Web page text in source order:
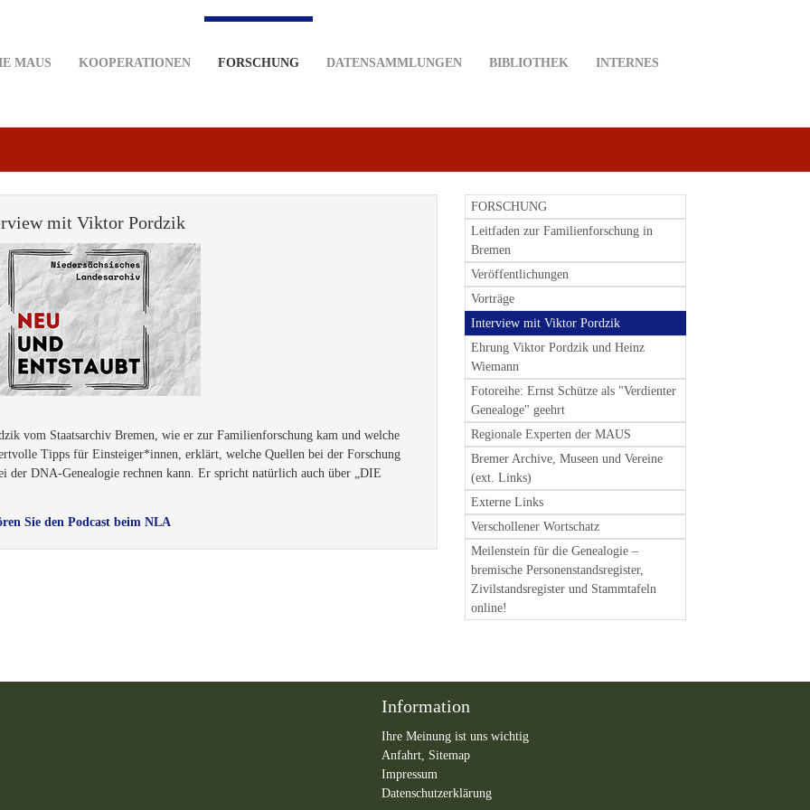
MAUS KOOPERATIONEN FORSCHUNG DATENSAMMLUNGEN BIBLIOTHEK INTERNES
mit Viktor Pordzik
vom Staatsarchiv Bremen, wie er zur Familienforschung kam und welche
Tipps für Einsteiger*innen, erklärt, welche Quellen bei der Forschung
der DNA-Genealogie rechnen kann. Er spricht natürlich auch über „DIE
Sie den Podcast beim NLA
FORSCHUNG
Leitfaden zur Familienforschung in
Bremen
Veröffentlichungen
Vorträge
Interview mit Viktor Pordzik
Ehrung Viktor Pordzik und Heinz
Wiemann
Fotoreihe: Ernst Schütze als "Verdienter
Genealoge" geehrt
Regionale Experten der MAUS
Bremer Archive, Museen und Vereine
(ext. Links)
Externe Links
Verschollener Wortschatz
Meilenstein für die Genealogie –
bremische Personenstandsregister,
Zivilstandsregister und Stammtafeln
online!
Information
Ihre Meinung ist uns wichtig
Anfahrt, Sitemap
Impressum
Datenschutzerklärung